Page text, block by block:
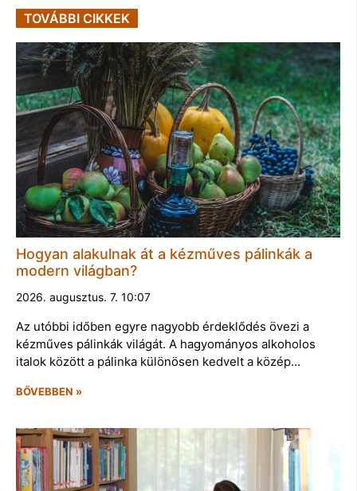
TOVÁBBI CIKKEK
Hogyan alakulnak át a kézműves pálinkák a
modern világban?
2026. augusztus. 7. 10:07
Az utóbbi időben egyre nagyobb érdeklődés övezi a
kézműves pálinkák világát. A hagyományos alkoholos
italok között a pálinka különösen kedvelt a közép…
BŐVEBBEN »